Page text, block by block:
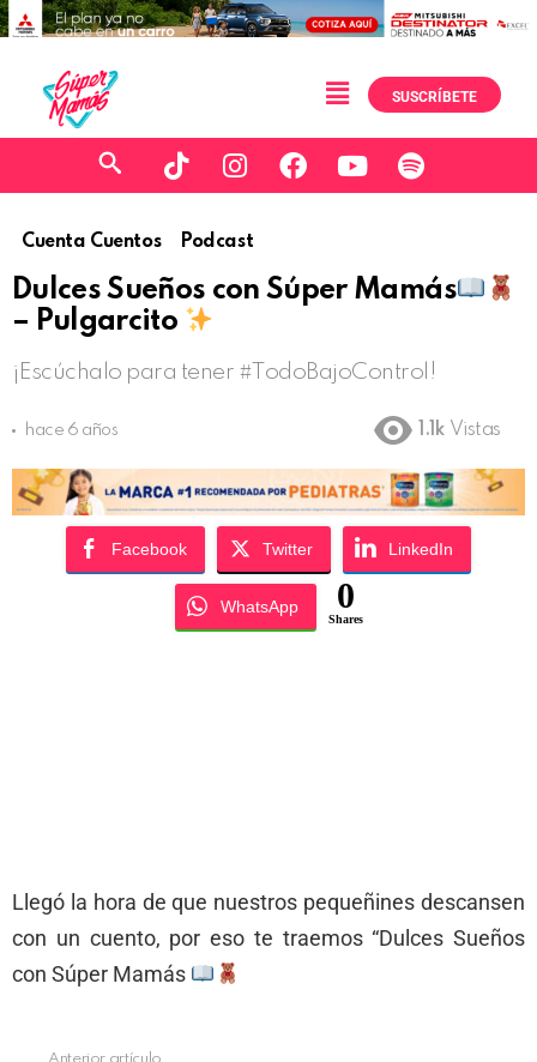
SUSCRÍBETE
Cuenta Cuentos Podcast
Dulces Sueños con Súper Mamás
– Pulgarcito
¡Escúchalo para tener #TodoBajoControl!
hace 6 años 1.1k Vistas
Facebook Twitter LinkedIn
WhatsApp 0
Shares
Llegó la hora de que nuestros pequeñines descansen
con un cuento, por eso te traemos “Dulces Sueños
con Súper Mamás